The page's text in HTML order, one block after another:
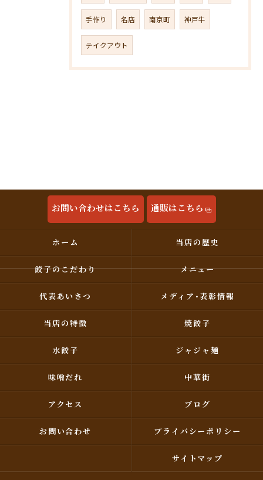
手作り 名店 南京町 神戸牛
テイクアウト
お問い合わせはこちら 通販はこちら
ホーム 当店の歴史
餃子のこだわり メニュー
代表あいさつ メディア･表彰情報
当店の特徴 焼餃子
水餃子 ジャジャ麺
味噌だれ 中華街
アクセス ブログ
お問い合わせ プライバシーポリシー
サイトマップ